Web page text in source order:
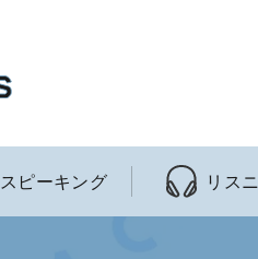
スピーキング リス